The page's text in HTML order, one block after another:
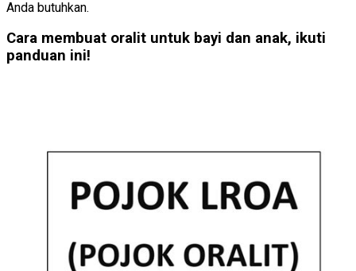
Anda butuhkan.
Cara membuat oralit untuk bayi dan anak, ikuti
panduan ini!